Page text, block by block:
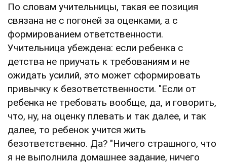
По словам учительницы, такая ее позиция
связана не с погоней за оценками, а с
формированием ответственности.
Учительница убеждена: если ребенка с
детства не приучать к требованиям и не
ожидать усилий, это может сформировать
привычку к безответственности. "Если от
ребенка не требовать вообще, да, и говорить,
что, ну, на оценку плевать и так далее, и так
далее, то ребенок учится жить
безответственно. Да? "Ничего страшного, что
я не выполнила домашнее задание, ничего